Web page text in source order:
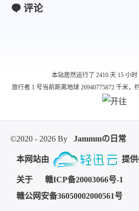
评论
本站居然运行了 2410 天15 小时
旅行者 1 号当前距离地球 26940775872 千米，
©2020 - 2026 By Jammmの日常
本网站由 提
关于
赣ICP备20003066号-1
赣公网安备36050002000561号